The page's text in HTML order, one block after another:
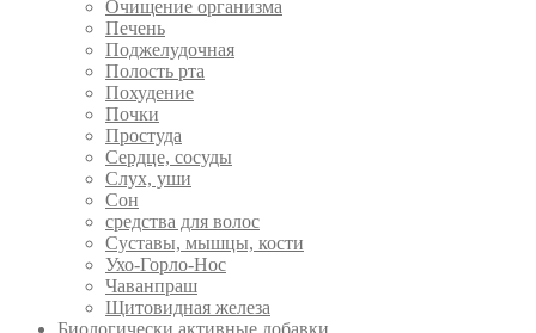
Очищение организма
Печень
Поджелудочная
Полость рта
Похудение
Почки
Простуда
Сердце, сосуды
Слух, уши
Сон
средства для волос
Суставы, мышцы, кости
Ухо-Горло-Нос
Чаванпраш
Щитовидная железа
Биологически активные добавки